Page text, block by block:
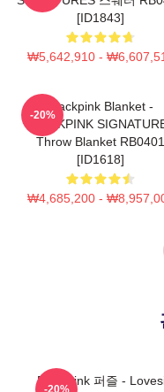
[ID1843]
₩5,642,910 -
Blackpink Blanket -
BLACKPINK
Throw Blanket RB0401
[ID1618]
₩4,685,200 -
-20%
Blackpink 퍼즐 -
-20%